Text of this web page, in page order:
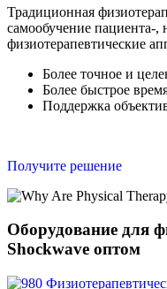
Традиционная
самообучение пациента-,
физиотерапевтические
Более точное и
Более быстрое
Поддержка
Получите решение
Оборудование для
Shockwave оптом